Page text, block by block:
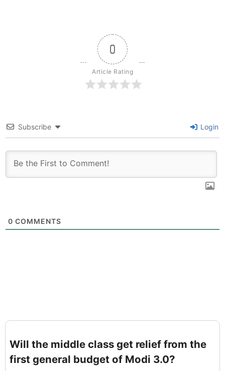
0
Article Rating
Subscribe Login
0 COMMENTS
Will the middle class get relief from the
first general budget of Modi 3.0?